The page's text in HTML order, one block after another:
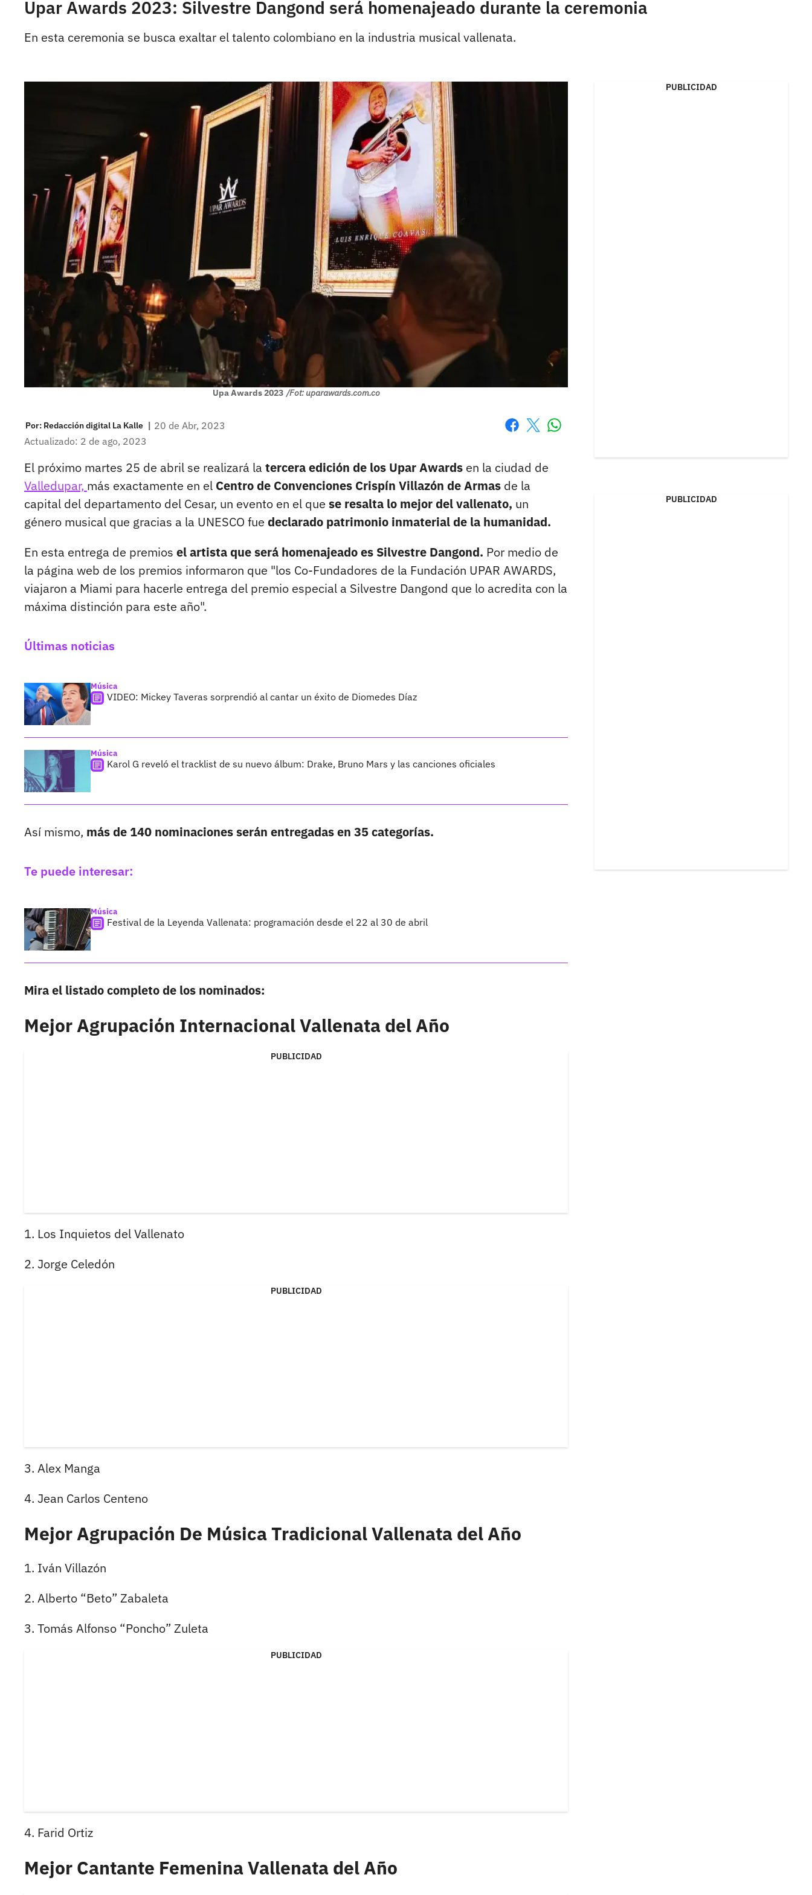
Upar Awards 2023: Silvestre Dangond será homenajeado durante la ceremonia
En esta ceremonia se busca exaltar el talento colombiano en la industria musical vallenata.
Upa Awards 2023 /Fot: uparawards.com.co
Por: Redacción digital La Kalle | 20 de Abr, 2023
Actualizado: 2 de ago, 2023
El próximo martes 25 de abril se realizará la tercera edición de los Upar Awards en la ciudad de
Valledupar, más exactamente en el Centro de Convenciones Crispín Villazón de Armas de la
capital del departamento del Cesar, un evento en el que se resalta lo mejor del vallenato, un
género musical que gracias a la UNESCO fue declarado patrimonio inmaterial de la humanidad.
En esta entrega de premios el artista que será homenajeado es Silvestre Dangond. Por medio de
la página web de los premios informaron que "los Co-Fundadores de la Fundación UPAR AWARDS,
viajaron a Miami para hacerle entrega del premio especial a Silvestre Dangond que lo acredita con la
máxima distinción para este año".
Últimas noticias
Música
VIDEO: Mickey Taveras sorprendió al cantar un éxito de Diomedes Díaz
Música
Karol G reveló el tracklist de su nuevo álbum: Drake, Bruno Mars y las canciones oficiales
Así mismo, más de 140 nominaciones serán entregadas en 35 categorías.
Te puede interesar:
Música
Festival de la Leyenda Vallenata: programación desde el 22 al 30 de abril
Mira el listado completo de los nominados:
Mejor Agrupación Internacional Vallenata del Año
PUBLICIDAD
1. Los Inquietos del Vallenato
2. Jorge Celedón
PUBLICIDAD
3. Alex Manga
4. Jean Carlos Centeno
Mejor Agrupación De Música Tradicional Vallenata del Año
1. Iván Villazón
2. Alberto “Beto” Zabaleta
3. Tomás Alfonso “Poncho” Zuleta
PUBLICIDAD
4. Farid Ortiz
Mejor Cantante Femenina Vallenata del Año
PUBLICIDAD
PUBLICIDAD